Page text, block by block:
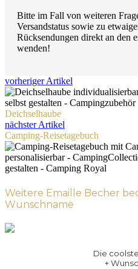
Bitte im Fall von weiteren
Versandstatus sowie zu
Rücksendungen direkt an den
wenden!
vorheriger Artikel
Deichselhaube
nächster Artikel
Camping-Reisetagebuch
Weitere Emaille Becher
Wunschname
Die
+